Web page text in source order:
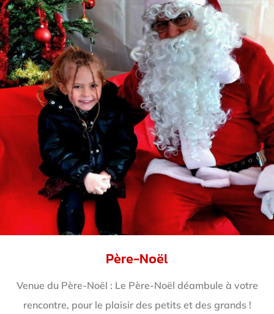
Père-Noël
Venue du Père-Noël : Le Père-Noël déambule à votre
rencontre, pour le plaisir des petits et des grands !